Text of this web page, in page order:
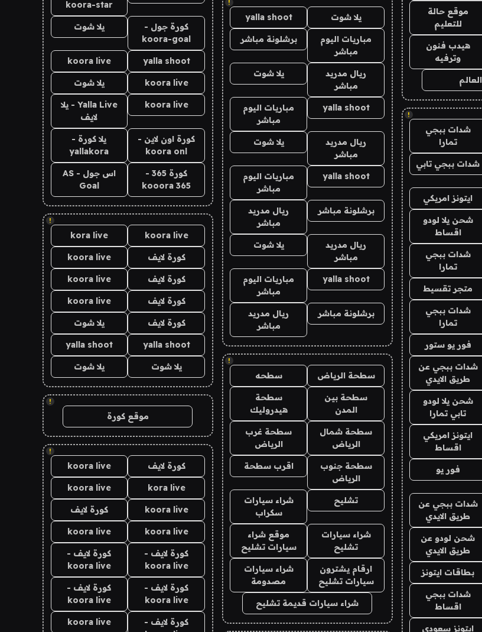
موقع حالة
للتعليم
هيدب فنون
وترفيه
!
شدات ببجي
تمارا
شدات ببجي تابي
ايتونز امريكي
شحن يلا لودو
اقساط
شدات ببجي
تمارا
متجر تقسيط
شدات ببجي
تمارا
فور يو ستور
شدات ببجي عن
طريق الايدي
شحن يلا لودو
تابي تمارا
ايتونز امريكي
اقساط
فور يو
شدات ببجي عن
طريق الايدي
شحن لودو عن
طريق الايدي
بطاقات ايتونز
شدات ببجي
اقساط
ايتونز سعودي
!
يلا شوت yalla shoot
مباريات اليوم
مباشر
برشلونة مباشر
ريال مدريد
مباشر
يلا شوت
yalla shoot
مباريات اليوم
مباشر
ريال مدريد
مباشر
يلا شوت
yalla shoot
مباريات اليوم
مباشر
برشلونة مباشر
ريال مدريد
مباشر
ريال مدريد
مباشر
يلا شوت
yalla shoot
مباريات اليوم
مباشر
برشلونة مباشر
ريال مدريد
مباشر
!
سطحة الرياض سطحه
سطحة بين
المدن
سطحة
هيدروليك
سطحة شمال
الرياض
سطحة غرب
الرياض
سطحة جنوب
الرياض
اقرب سطحة
تشليح
شراء سيارات
سكراب
شراء سيارات
تشليح
موقع شراء
سيارات تشليح
ارقام يشترون
سيارات تشليح
شراء سيارات
مصدومة
شراء سيارات قديمة تشليح
koora-star
كورة جول -
koora-goal
يلا شوت
yalla shoot
koora live
koora live يلا شوت
koora live
Yalla Live - يلا
لايف
كورة اون لاين -
koora onl
يلا كورة -
yallakora
كورة 365 -
kooora 365
اس جول - AS
Goal
!
koora live
kora live
كورة لايف koora live
كورة لايف koora live
كورة لايف koora live
كورة لايف يلا شوت
yalla shoot
yalla shoot
يلا شوت يلا شوت
!
موقع كورة
!
كورة لايف koora live
kora live
koora live
koora live كورة لايف
koora live
koora live
كورة لايف -
koora live
كورة لايف -
koora live
كورة لايف -
koora live
كورة لايف -
koora live
كورة لايف -
koora live